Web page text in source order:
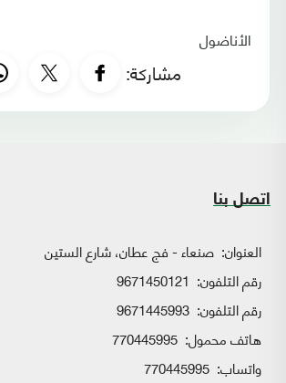
الأناضول
مشاركة:
اتصل بنا
العنوان: صنعاء - فج عطان، شارع الستين
رقم التلفون: 9671450121
رقم التلفون: 9671445993
هاتف محمول: 770445995
واتساب: